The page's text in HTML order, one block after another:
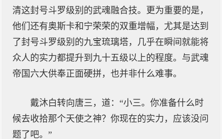
清这封号斗罗级别的武魂融合技。更为重要的是，
他们还有奥斯卡和宁荣荣的双重增幅，尤其是达到
了封号斗罗级别的九宝琉璃塔，几乎在瞬间就能将
众人的实力都提升到九十五级以上的程度。与武魂
帝国六大供奉正面硬拼，也并非什么难事。
戴沐白转向唐三，道：“小三。你准备什么时
候去收拾那个天使之神？你现在的实力，应该没问
题了吧。”